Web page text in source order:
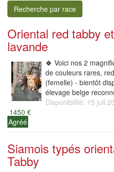
Recherche par race
Oriental red tabby
lavande
🍀 Voici nos 2
de couleurs rares,
(femelle) - bientôt
élevage belge
Disponibilité: 15 juil
1450 €
Agréé
Siamois typés
Tabby